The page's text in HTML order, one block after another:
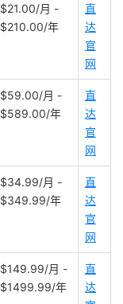
$21.00/月 -
$210.00/年
直
达
官
网
$59.00/月 -
$589.00/年
直
达
官
网
$34.99/月 -
$349.99/年
直
达
官
网
$149.99/月 -
$1499.99/年
直
达